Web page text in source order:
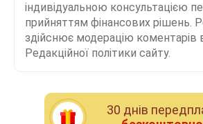
індивідуальною консультацією
прийняттям фінансових рішень.
здійснює модерацію коментарів
Редакційної політики сайту.
30 днiв